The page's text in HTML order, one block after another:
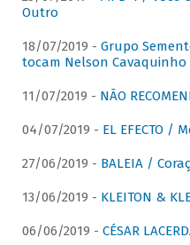
Outro
18/07/2019 - Grupo
tocam Nelson Cavaquinho
11/07/2019 - NÃO
04/07/2019 - EL EFECTO /
27/06/2019 - BALEIA /
13/06/2019 - KLEITON &
06/06/2019 - CÉSAR